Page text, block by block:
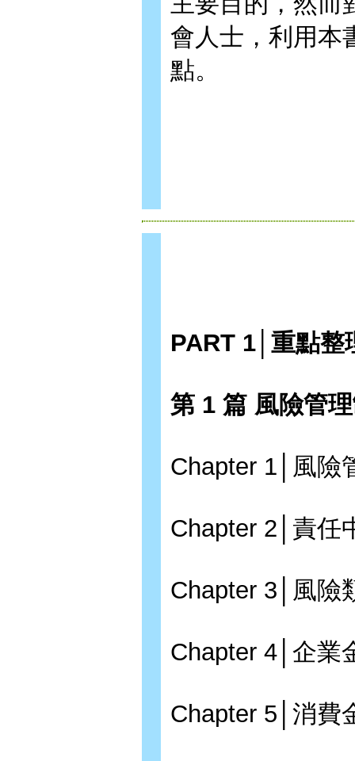
會人士，利用本
點。
PART 1│重點整
第 1 篇 風險管
Chapter 1│風險
Chapter 2│責任
Chapter 3│風險
Chapter 4│企業
Chapter 5│消費